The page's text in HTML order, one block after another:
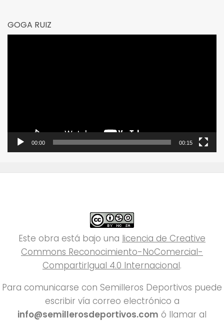
GOGA RUIZ
00:00 00:15
Este obra está bajo una licencia de Creative
Commons Reconocimiento-NoComercial-
CompartirIgual 4.0 Internacional.
Para comunicarse con Semilleros Deportivos puede
escribir vía correo electrónico a
info@semillerosdeportivos.com ó llamar al